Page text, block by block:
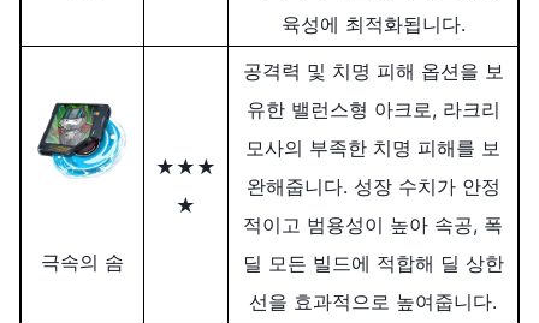
육성에 최적화됩니다.
극속의 솜
★★★
★
공격력 및 치명 피해 옵션을 보
유한 밸런스형 아크로, 라크리
모사의 부족한 치명 피해를 보
완해줍니다. 성장 수치가 안정
적이고 범용성이 높아 속공, 폭
딜 모든 빌드에 적합해 딜 상한
선을 효과적으로 높여줍니다.